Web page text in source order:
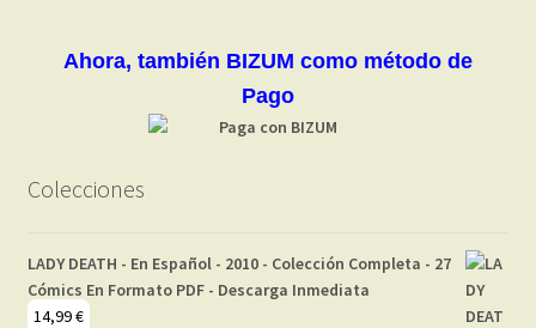
Ahora, también BIZUM como método de
Pago
Colecciones
LADY DEATH - En Español - 2010 - Colección Completa - 27
Cómics En Formato PDF - Descarga Inmediata
14,99€